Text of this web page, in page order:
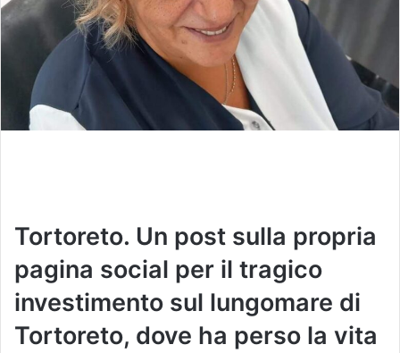
l
Tortoreto. Un post sulla propria
pagina social per il tragico
investimento sul lungomare di
Tortoreto, dove ha perso la vita